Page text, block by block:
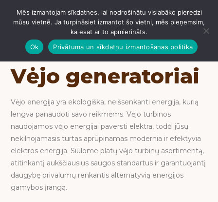
IZVĒLNE
Vėjo generatoriai
Vėjo energija yra ekologiška, neišsenkanti energija, kurią
lengva panaudoti savo reikmėms. Vėjo turbinos
naudojamos vėjo energijai paversti elektra, todėl jūsų
nekilnojamasis turtas aprūpinamas modernia ir efektyvia
elektros energija. Siūlome platų vėjo turbinų asortimentą,
atitinkantį aukščiausius saugos standartus ir garantuojantį
daugybę privalumų renkantis alternatyvią energijos
gamybos įrangą.
Mēs izmantojam sīkdatnes, lai nodrošinātu vislabāko pieredzi
mūsu vietnē. Ja turpināsiet izmantot šo vietni, mēs pieņemsim,
ka esat ar to apmierināts.
Ok
Privātuma un sīkdatņu izmantošanas politika